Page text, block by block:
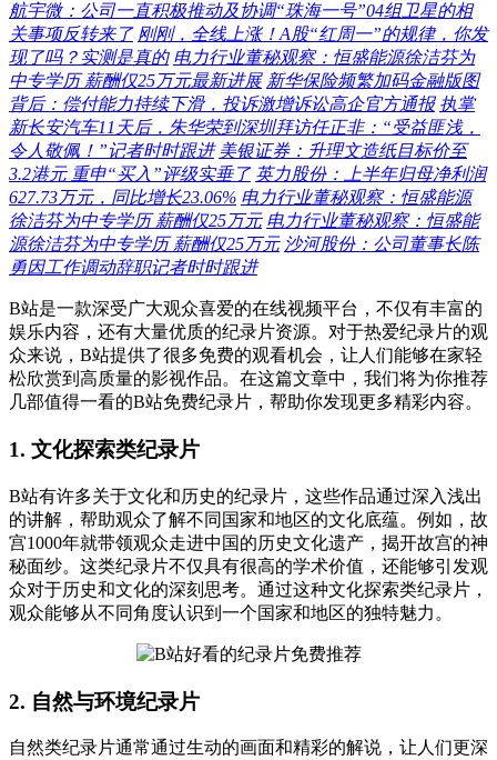
航宇微：公司一直积极推动及协调“珠海一号”04组卫星的相
关事项反转来了 刚刚，全线上涨！A股“红周一”的规律，你发
现了吗？实测是真的 电力行业董秘观察：恒盛能源徐洁芬为
中专学历 薪酬仅25万元最新进展 新华保险频繁加码金融版图
背后：偿付能力持续下滑，投诉激增诉讼高企官方通报 执掌
新长安汽车11天后，朱华荣到深圳拜访任正非：“受益匪浅，
令人敬佩！”记者时时跟进 美银证券：升理文造纸目标价至
3.2港元 重申“买入”评级实垂了 英力股份：上半年归母净利润
627.73万元，同比增长23.06% 电力行业董秘观察：恒盛能源
徐洁芬为中专学历 薪酬仅25万元 电力行业董秘观察：恒盛能
源徐洁芬为中专学历 薪酬仅25万元 沙河股份：公司董事长陈
勇因工作调动辞职记者时时跟进
B站是一款深受广大观众喜爱的在线视频平台，不仅有丰富的
娱乐内容，还有大量优质的纪录片资源。对于热爱纪录片的观
众来说，B站提供了很多免费的观看机会，让人们能够在家轻
松欣赏到高质量的影视作品。在这篇文章中，我们将为你推荐
几部值得一看的B站免费纪录片，帮助你发现更多精彩内容。
1. 文化探索类纪录片
B站有许多关于文化和历史的纪录片，这些作品通过深入浅出
的讲解，帮助观众了解不同国家和地区的文化底蕴。例如，故
宫1000年就带领观众走进中国的历史文化遗产，揭开故宫的神
秘面纱。这类纪录片不仅具有很高的学术价值，还能够引发观
众对于历史和文化的深刻思考。通过这种文化探索类纪录片，
观众能够从不同角度认识到一个国家和地区的独特魅力。
2. 自然与环境纪录片
自然类纪录片通常通过生动的画面和精彩的解说，让人们更深